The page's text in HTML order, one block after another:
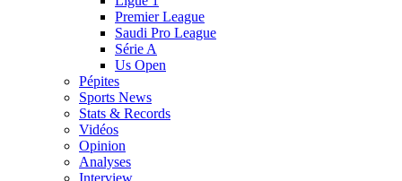
Premier League
Saudi Pro League
Série A
Us Open
Pépites
Sports News
Stats & Records
Vidéos
Opinion
Analyses
Interview